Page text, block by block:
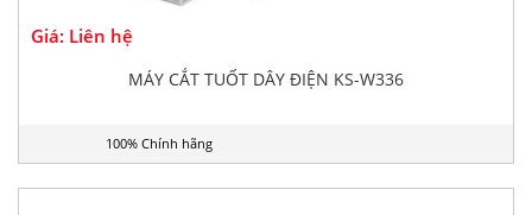
Giá: Liên hệ
MÁY CẮT TUỐT DÂY ĐIỆN KS-W336
100% Chính hãng